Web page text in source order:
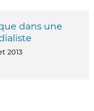
dans une
2013